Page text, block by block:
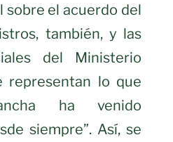
sobre el acuerdo del
también, y las
del Ministerio
representan lo que
ha venido
siempre”. Así, se